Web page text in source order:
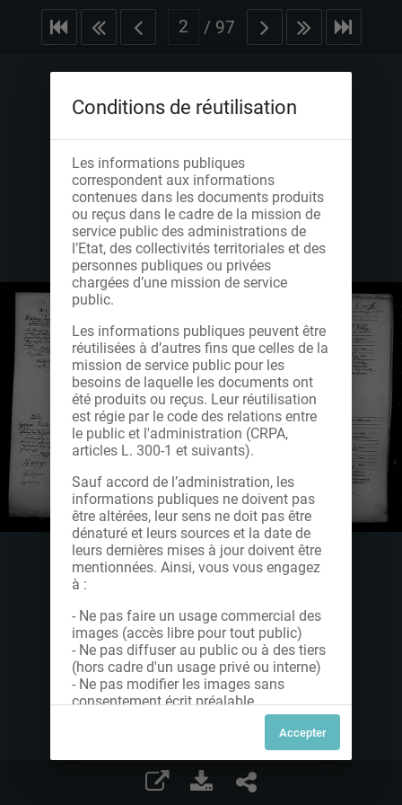
/ 97
Conditions de réutilisation
Les informations publiques
correspondent aux informations
contenues dans les documents produits
ou reçus dans le cadre de la mission de
service public des administrations de
l’Etat, des collectivités territoriales et des
personnes publiques ou privées
chargées d’une mission de service
public.
Les informations publiques peuvent être
réutilisées à d’autres fins que celles de la
mission de service public pour les
besoins de laquelle les documents ont
été produits ou reçus. Leur réutilisation
est régie par le code des relations entre
le public et l'administration (CRPA,
articles L. 300-1 et suivants).
Sauf accord de l’administration, les
informations publiques ne doivent pas
être altérées, leur sens ne doit pas être
dénaturé et leurs sources et la date de
leurs dernières mises à jour doivent être
mentionnées. Ainsi, vous vous engagez
à :
- Ne pas faire un usage commercial des
images (accès libre pour tout public)
- Ne pas diffuser au public ou à des tiers
(hors cadre d'un usage privé ou interne)
- Ne pas modifier les images sans
consentement écrit préalable
Dans le cas contraire, nous vous invitons
à nous contacter afin de solliciter le type
de Licence souhaitée parmi celles
proposées et le cas échéant, acquitter